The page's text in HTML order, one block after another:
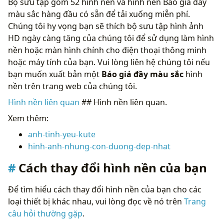
màu sắc hàng đầu có sẵn để tải xuống miễn phí.
Chúng tôi hy vọng bạn sẽ thích bộ sưu tập hình ảnh
HD ngày càng tăng của chúng tôi để sử dụng làm hình
nền hoặc màn hình chính cho điện thoại thông minh
hoặc máy tính của bạn. Vui lòng liên hệ chúng tôi nếu
bạn muốn xuất bản một Báo giá đầy màu sắc hình
nền trên trang web của chúng tôi.
Hình nền liên quan ## Hình nền liên quan.
Xem thêm:
anh-tinh-yeu-kute
hinh-anh-nhung-con-duong-dep-nhat
Cách thay đổi hình nền của bạn
Để tìm hiểu cách thay đổi hình nền của bạn cho các
loại thiết bị khác nhau, vui lòng đọc về nó trên Trang
câu hỏi thường gặp.